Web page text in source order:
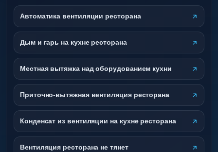
Автоматика вентиляции ресторана
Дым и гарь на кухне ресторана
Местная вытяжка над оборудованием кухни
Приточно-вытяжная вентиляция ресторана
Конденсат из вентиляции на кухне ресторана
Вентиляция ресторана не тянет